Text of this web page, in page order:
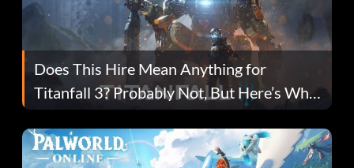
Does This Hire Mean Anything for
Titanfall 3? Probably Not, But Here’s Why
Fans Are Hopeful